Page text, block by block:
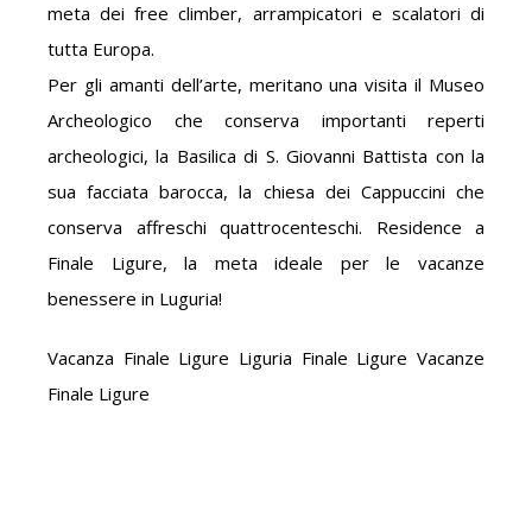
meta dei free climber, arrampicatori e scalatori di
tutta Europa.
Per gli amanti dell’arte, meritano una visita il Museo
Archeologico che conserva importanti reperti
archeologici, la Basilica di S. Giovanni Battista con la
sua facciata barocca, la chiesa dei Cappuccini che
conserva affreschi quattrocenteschi. Residence a
Finale Ligure, la meta ideale per le vacanze
benessere in Luguria!
Vacanza Finale Ligure Liguria Finale Ligure Vacanze
Finale Ligure